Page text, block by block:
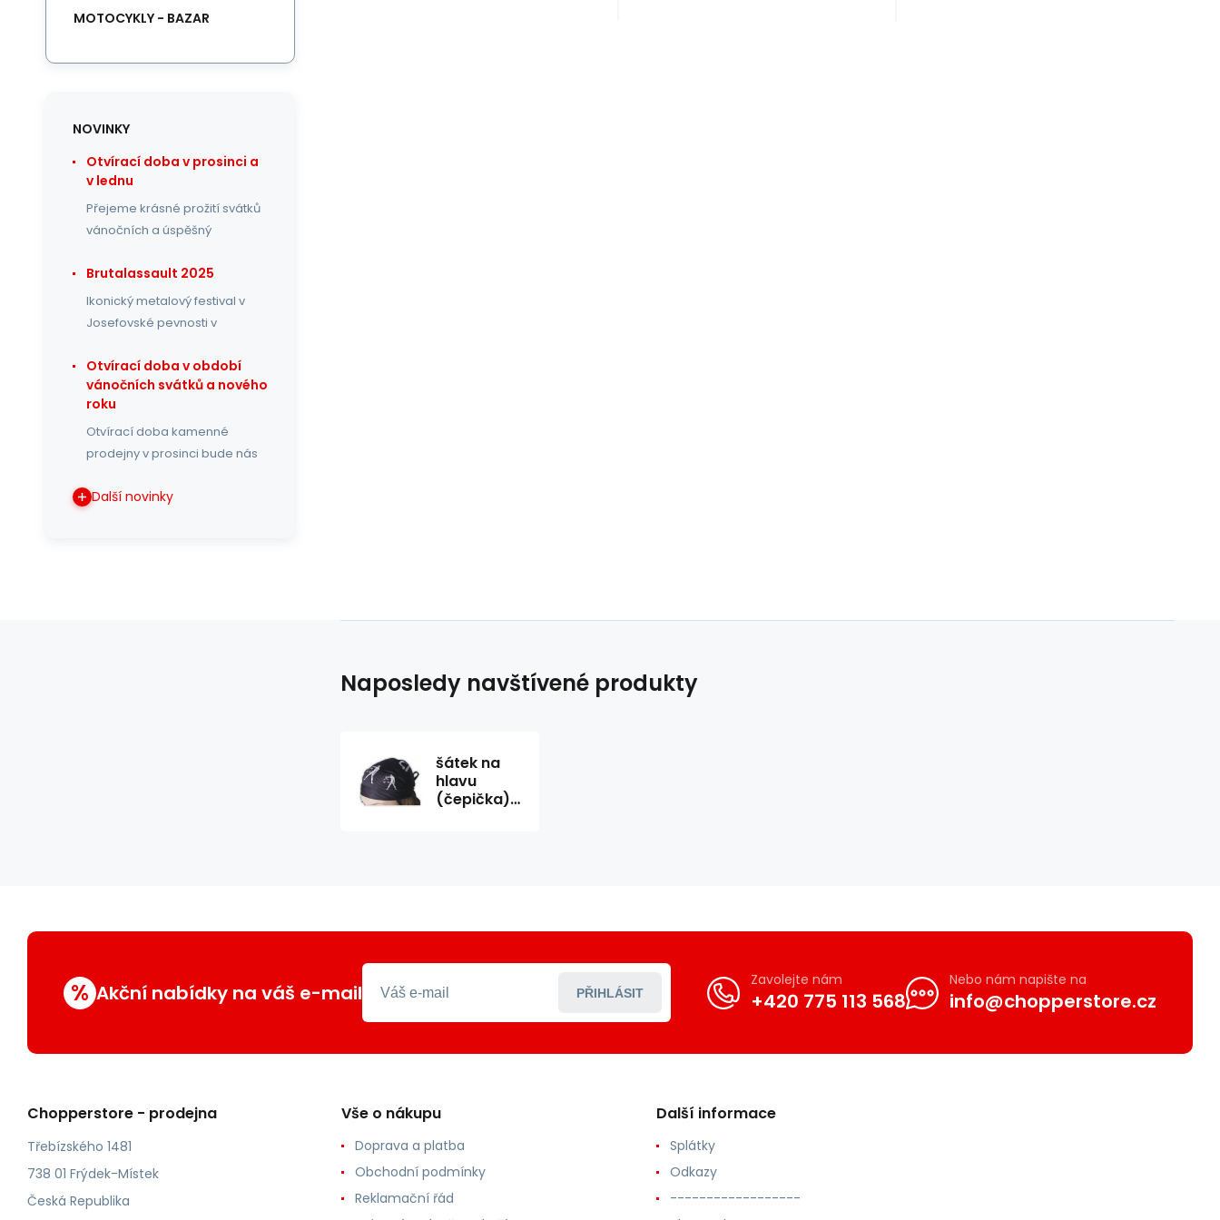
MOTOCYKLY - BAZAR
NOVINKY
Otvírací doba v prosinci a
v lednu
Přejeme krásné prožití svátků
vánočních a úspěšný
Brutalassault 2025
Ikonický metalový festival v
Josefovské pevnosti v
Otvírací doba v období
vánočních svátků a nového
roku
Otvírací doba kamenné
prodejny v prosinci bude nás
Další novinky
Naposledy navštívené produkty
šátek na
hlavu
(čepička)
% Akční nabídky na váš e-mail PŘIHLÁSIT
Zavolejte nám
+420 775 113 568
Nebo nám napište na
info@chopperstore.cz
Chopperstore - prodejna
Třebízského 1481
738 01 Frýdek-Místek
Česká Republika
Vše o nákupu
Doprava a platba
Obchodní podmínky
Reklamační řád
Další informace
Splátky
Odkazy
------------------